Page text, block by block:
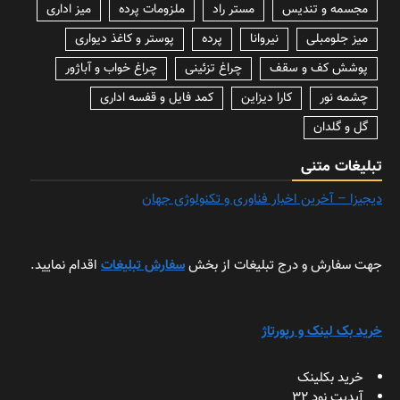
مجسمه و تندیس مستر راد ملزومات پرده
میز اداری
میز جلومبلی
نیروانا پرده
پوستر و کاغذ دیواری
پوشش کف و سقف
چراغ تزئینی
چراغ خواب و آباژور
چشمه نور
کارا دیزاین
کمد فایل و قفسه اداری
گل و گلدان
تبلیغات متنی
دیجیزا – آخرین اخبار فناوری و تکنولوژی جهان
جهت سفارش و درج تبلیغات از بخشسفارش تبلیغات اقدام نمایید.
خرید بک لینک و رپورتاژ
خرید بکلینک